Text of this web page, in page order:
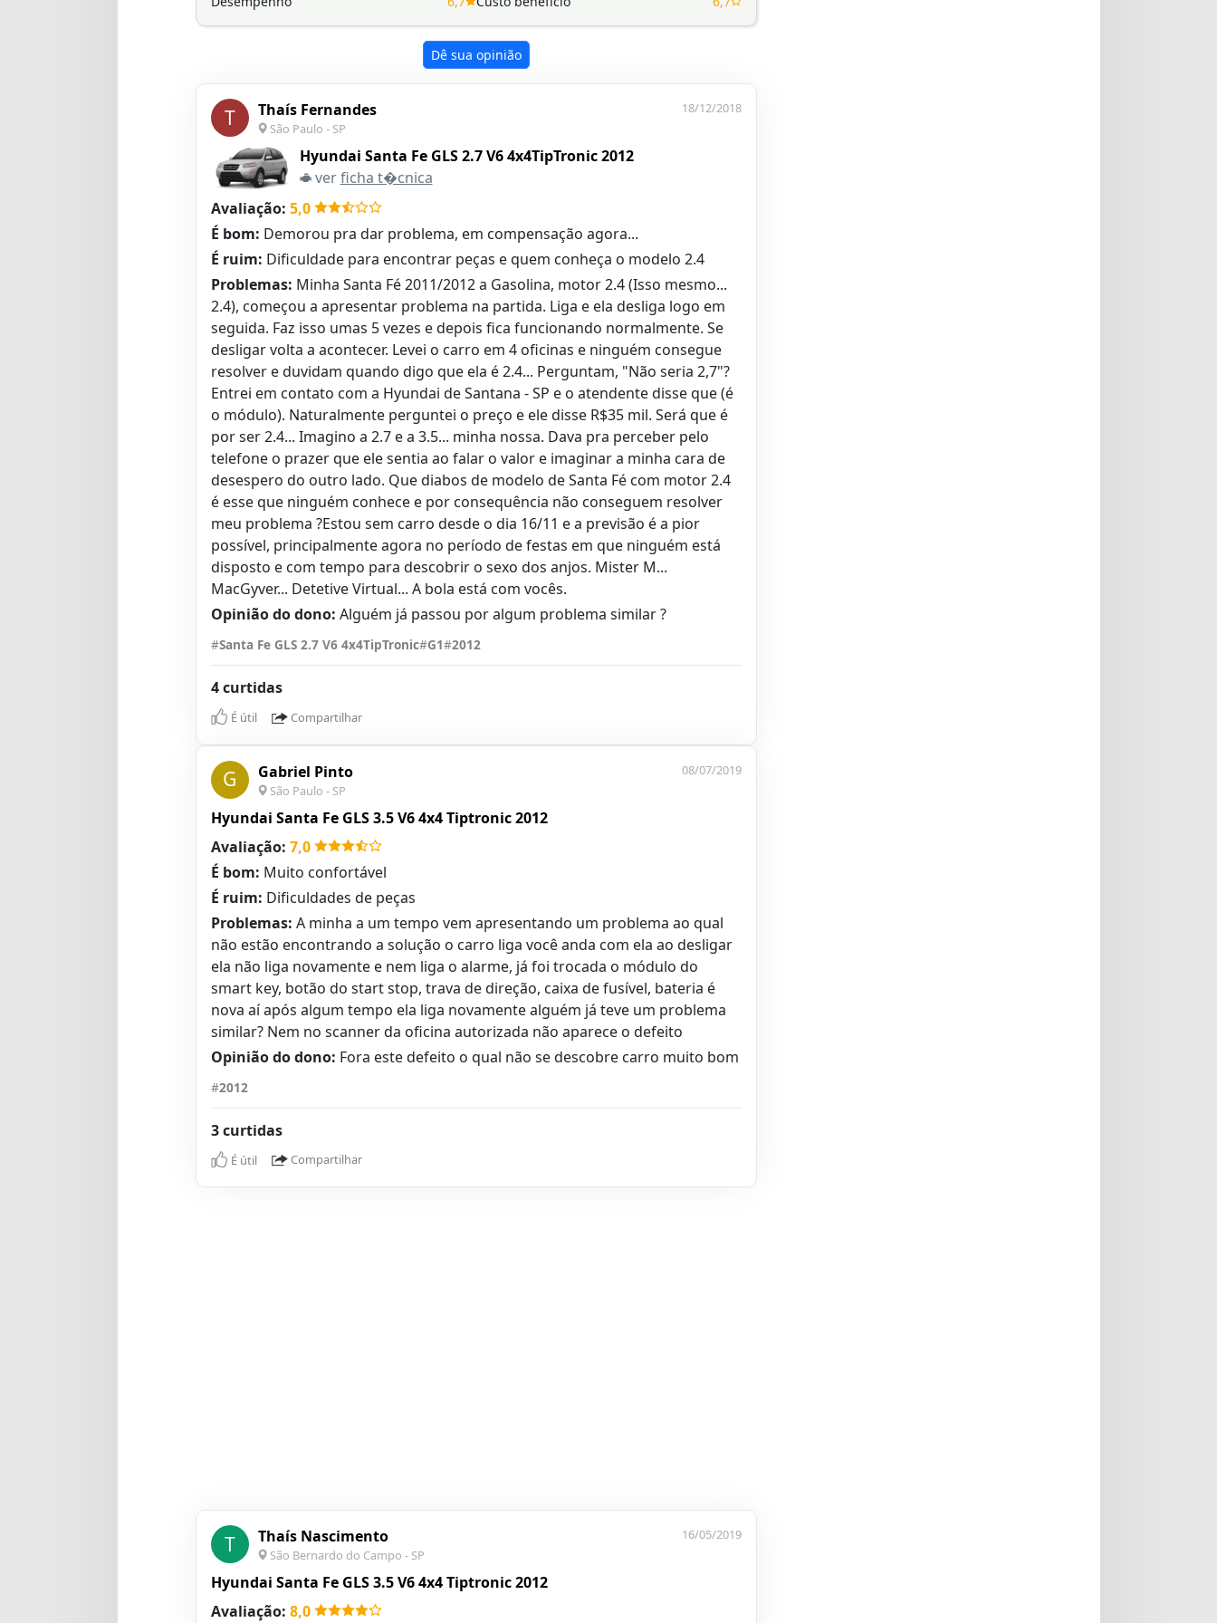
Dê sua opinião
T Thaís Fernandes
São Paulo - SP
18/12/2018
Hyundai Santa Fe GLS 2.7 V6 4x4TipTronic 2012
verficha t�cnica
Avaliação: 5,0
É bom: Demorou pra dar problema, em compensação agora...
É ruim: Dificuldade para encontrar peças e quem conheça o modelo 2.4
Problemas: Minha Santa Fé 2011/2012 a Gasolina, motor 2.4 (Isso mesmo...
2.4), começou a apresentar problema na partida. Liga e ela desliga logo em
seguida. Faz isso umas 5 vezes e depois fica funcionando normalmente. Se
desligar volta a acontecer. Levei o carro em 4 oficinas e ninguém consegue
resolver e duvidam quando digo que ela é 2.4... Perguntam, "Não seria 2,7"?
Entrei em contato com a Hyundai de Santana - SP e o atendente disse que (é
o módulo). Naturalmente perguntei o preço e ele disse R$35 mil. Será que é
por ser 2.4... Imagino a 2.7 e a 3.5... minha nossa. Dava pra perceber pelo
telefone o prazer que ele sentia ao falar o valor e imaginar a minha cara de
desespero do outro lado. Que diabos de modelo de Santa Fé com motor 2.4
é esse que ninguém conhece e por consequência não conseguem resolver
meu problema ?Estou sem carro desde o dia 16/11 e a previsão é a pior
possível, principalmente agora no período de festas em que ninguém está
disposto e com tempo para descobrir o sexo dos anjos. Mister M...
MacGyver... Detetive Virtual... A bola está com vocês.
Opinião do dono: Alguém já passou por algum problema similar ?
#Santa Fe GLS 2.7 V6 4x4TipTronic#G1#2012
4 curtidas
É útil Compartilhar
G Gabriel Pinto
São Paulo - SP
08/07/2019
Hyundai Santa Fe GLS 3.5 V6 4x4 Tiptronic 2012
Avaliação: 7,0
É bom: Muito confortável
É ruim: Dificuldades de peças
Problemas: A minha a um tempo vem apresentando um problema ao qual
não estão encontrando a solução o carro liga você anda com ela ao desligar
ela não liga novamente e nem liga o alarme, já foi trocada o módulo do
smart key, botão do start stop, trava de direção, caixa de fusível, bateria é
nova aí após algum tempo ela liga novamente alguém já teve um problema
similar? Nem no scanner da oficina autorizada não aparece o defeito
Opinião do dono: Fora este defeito o qual não se descobre carro muito bom
#2012
3 curtidas
É útil Compartilhar
T Thaís Nascimento
São Bernardo do Campo - SP
16/05/2019
Hyundai Santa Fe GLS 3.5 V6 4x4 Tiptronic 2012
Avaliação: 8,0